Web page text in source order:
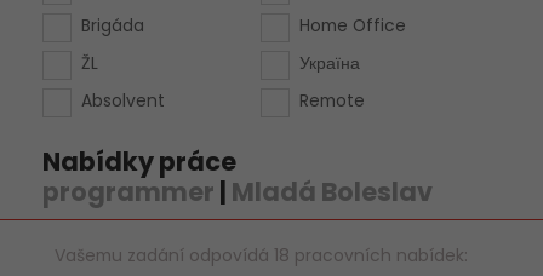
Brigáda
ŽL
Absolvent
Home Office
Україна
Remote
Nabídky práce
programmer | Mladá Boleslav
Vašemu zadání odpovídá 18 pracovních nabídek: